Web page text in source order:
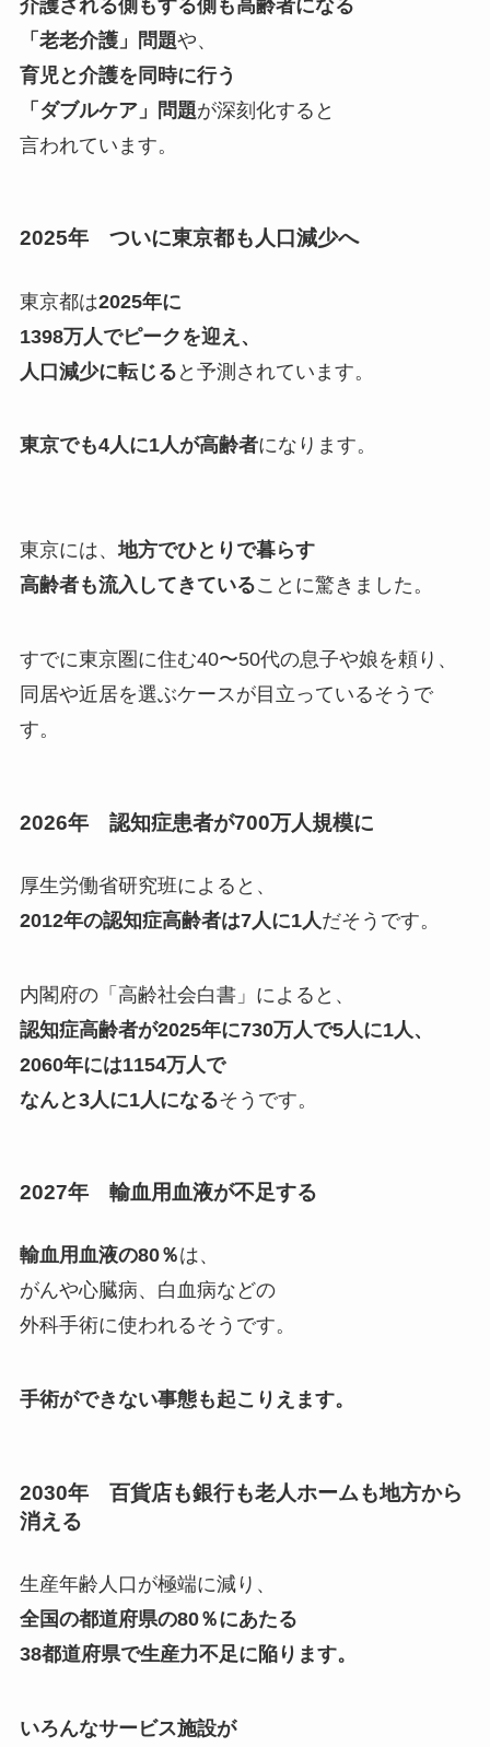
介護される側もする側も高齢者になる
「老老介護」問題や、
育児と介護を同時に行う
「ダブルケア」問題が深刻化すると
言われています。
2025年 ついに東京都も人口減少へ
東京都は2025年に
1398万人でピークを迎え、
人口減少に転じる と予測されています。
東京でも4人に1人が高齢者になります。
東京には、地方でひとりで暮らす
高齢者も流入してきていることに驚きました。
すでに東京圏に住む40〜50代の息子や娘を頼り、
同居や近居を選ぶケースが目立っているそうで
す。
2026年 認知症患者が700万人規模に
厚生労働省研究班によると、
2012年の認知症高齢者は7人に1人 だそうです。
内閣府の「高齢社会白書」によると、
認知症高齢者が2025年に730万人で5人に1人、
2060年には1154万人で
なんと3人に1人になるそうです。
2027年 輸血用血液が不足する
輸血用血液の80％は、
がんや心臓病、白血病などの
外科手術に使われるそうです。
手術ができない事態も起こりえます。
2030年 百貨店も銀行も老人ホームも地方から
消える
生産年齢人口が極端に減り、
全国の都道府県の80％にあたる
38都道府県で生産力不足に陥ります。
いろんなサービス施設が